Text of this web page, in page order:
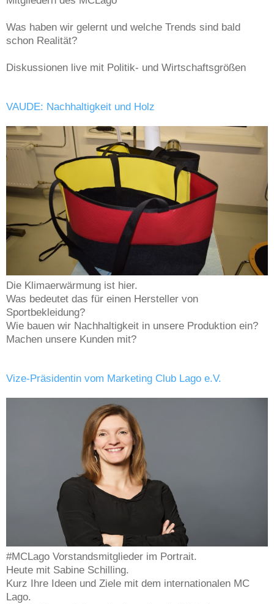
Was haben wir gelernt und welche Trends sind bald
schon Realität?
Diskussionen live mit Politik- und Wirtschaftsgrößen
VAUDE: Nachhaltigkeit und Holz
Die Klimaerwärmung ist hier.
Was bedeutet das für einen Hersteller von
Sportbekleidung?
Wie bauen wir Nachhaltigkeit in unsere Produktion ein?
Machen unsere Kunden mit?
Vize-Präsidentin vom Marketing Club Lago e.V.
#MCLago Vorstandsmitglieder im Portrait.
Heute mit Sabine Schilling.
Kurz Ihre Ideen und Ziele mit dem internationalen MC
Lago.